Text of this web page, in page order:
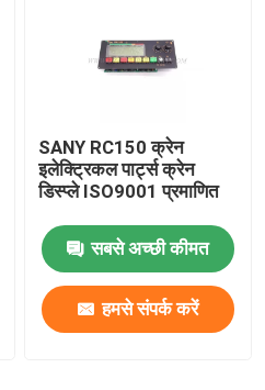
SANY RC150 क्रेन
इलेक्ट्रिकल पार्ट्स क्रेन
डिस्प्ले ISO9001 प्रमाणित
सबसे अच्छी कीमत
हमसे संपर्क करें